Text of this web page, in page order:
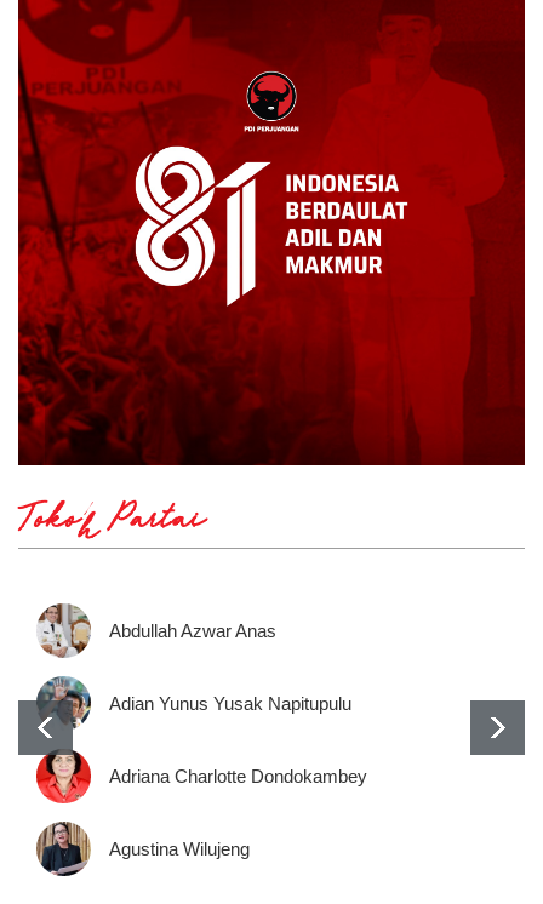
Tokoh Partai
Abdullah Azwar Anas
Adian Yunus Yusak Napitupulu
Adriana Charlotte Dondokambey
Agustina Wilujeng